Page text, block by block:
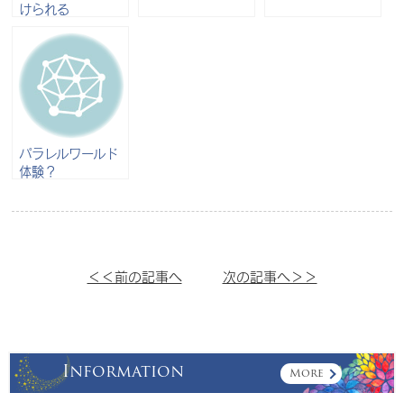
けられる
パラレルワールド
体験？
＜＜前の記事へ 次の記事へ＞＞
Information More